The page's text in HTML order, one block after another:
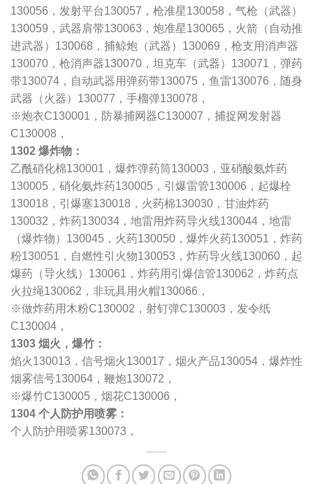
130056，发射平台130057，枪准星130058，气枪（武器）
130059，武器肩带130063，炮准星130065，火箭（自动推
进武器）130068，捕鲸炮（武器）130069，枪支用消声器
130070，枪消声器130070，坦克车（武器）130071，弹药
带130074，自动武器用弹药带130075，鱼雷130076，随身
武器（火器）130077，手榴弹130078，
※炮衣C130001，防暴捕网器C130007，捕捉网发射器
C130008，
1302 爆炸物：
乙酰硝化棉130001，爆炸弹药筒130003，亚硝酸氨炸药
130005，硝化氨炸药130005，引爆雷管130006，起爆栓
130018，引爆塞130018，火药棉130030，甘油炸药
130032，炸药130034，地雷用炸药导火线130044，地雷
（爆炸物）130045，火药130050，爆炸火药130051，炸药
粉130051，自燃性引火物130053，炸药导火线130060，起
爆药（导火线）130061，炸药用引爆信管130062，炸药点
火拉绳130062，非玩具用火帽130066，
※做炸药用木粉C130002，射钉弹C130003，发令纸
C130004，
1303 烟火，爆竹：
焰火130013，信号烟火130017，烟火产品130054，爆炸性
烟雾信号130064，鞭炮130072，
※爆竹C130005，烟花C130006，
1304 个人防护用喷雾：
个人防护用喷雾130073，